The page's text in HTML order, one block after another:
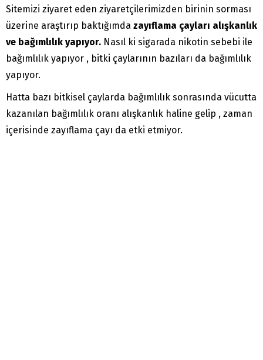
Sitemizi ziyaret eden ziyaretçilerimizden birinin sorması
üzerine araştırıp baktığımda zayıflama çayları alışkanlık
ve bağımlılık yapıyor. Nasıl ki sigarada nikotin sebebi ile
bağımlılık yapıyor , bitki çaylarının bazıları da bağımlılık
yapıyor.
Hatta bazı bitkisel çaylarda bağımlılık sonrasında vücutta
kazanılan bağımlılık oranı alışkanlık haline gelip , zaman
içerisinde zayıflama çayı da etki etmiyor.